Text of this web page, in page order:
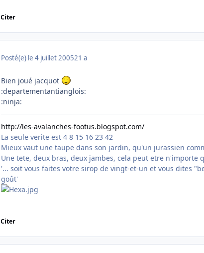
Citer
Posté(e) le 4 juillet 200521 a
Bien joué jacquot
:departementantianglois:
:ninja:
http://les-avalanches-footus.blogspot.com/
La seule verite est 4 8 15 16 23 42
Mieux vaut une taupe dans son jardin, qu'un jurassien
Une tete, deux bras, deux jambes, cela peut etre n'importe
'... soit vous faites votre sirop de vingt-et-un et vous dites
goût'
Citer